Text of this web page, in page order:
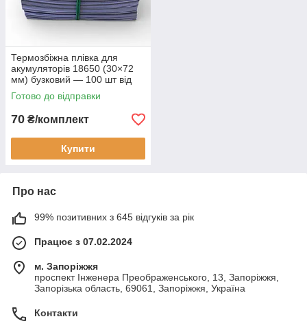
Термозбіжна плівка для
акумуляторів 18650 (30×72
мм) бузковий — 100 шт від
Козак Шоп
Готово до відправки
70 ₴/комплект
Купити
Про нас
99% позитивних з 645 відгуків за рік
Працює з 07.02.2024
м. Запоріжжя
проспект Інженера Преображенського, 13, Запоріжжя,
Запорізька область, 69061, Запоріжжя, Україна
Контакти